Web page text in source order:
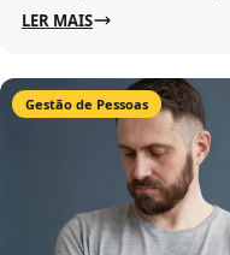
LER MAIS
Gestão de Pessoas